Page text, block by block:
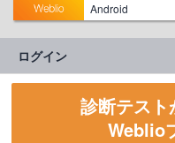
Android
ログイン
診断テスト
Weblio